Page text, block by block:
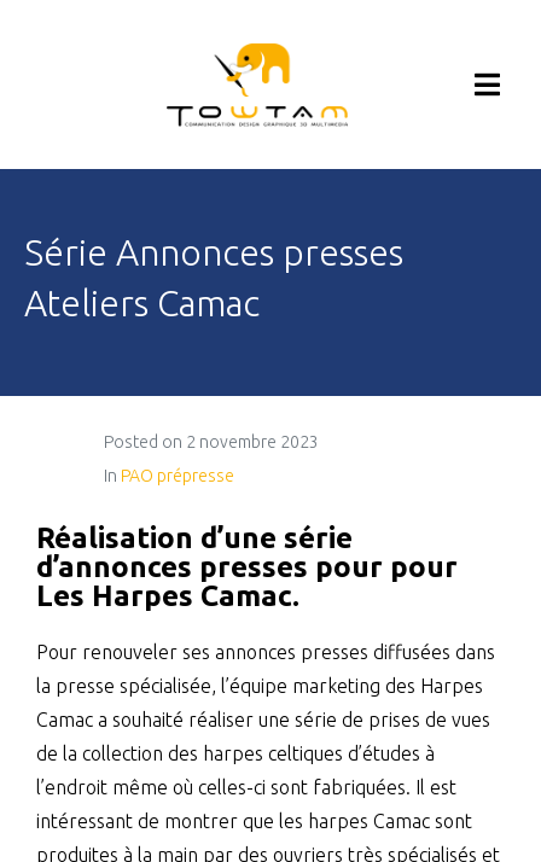
Série Annonces presses
Ateliers Camac
Posted on 2 novembre 2023
In PAO prépresse
Réalisation d’une série
d’annonces presses pour pour
Les Harpes Camac.
Pour renouveler ses annonces presses diffusées dans
la presse spécialisée, l’équipe marketing des Harpes
Camac a souhaité réaliser une série de prises de vues
de la collection des harpes celtiques d’études à
l’endroit même où celles-ci sont fabriquées. Il est
intéressant de montrer que les harpes Camac sont
produites à la main par des ouvriers très spécialisés et